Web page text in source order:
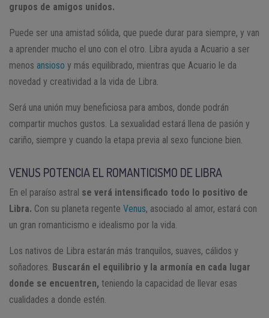
grupos de amigos unidos.
Puede ser una amistad sólida, que puede durar para siempre, y van
a aprender mucho el uno con el otro. Libra ayuda a Acuario a ser
menos ansioso y más equilibrado, mientras que Acuario le da
novedad y creatividad a la vida de Libra.
Será una unión muy beneficiosa para ambos, donde podrán
compartir muchos gustos. La sexualidad estará llena de pasión y
cariño, siempre y cuando la etapa previa al sexo funcione bien.
VENUS POTENCIA EL ROMANTICISMO DE LIBRA
En el paraíso astral se verá intensificado todo lo positivo de
Libra. Con su planeta regente Venus, asociado al amor, estará con
un gran romanticismo e idealismo por la vida.
Los nativos de Libra estarán más tranquilos, suaves, cálidos y
soñadores. Buscarán el equilibrio y la armonía en cada lugar
donde se encuentren, teniendo la capacidad de llevar esas
cualidades a donde estén.